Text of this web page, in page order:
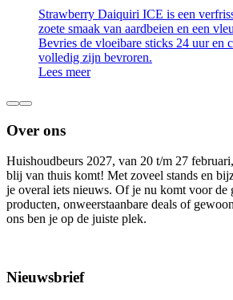
Strawberry Daiquiri ICE is een
zoete smaak van aardbeien en een
Bevries de vloeibare sticks 24 uur en
volledig zijn bevroren.
Lees meer
Over ons
Huishoudbeurs 2027, van 20 t/m 27
blij van thuis komt! Met zoveel stands en
je overal iets nieuws. Of je nu komt voor de
producten, onweerstaanbare deals of
ons ben je op de juiste plek.
Nieuwsbrief